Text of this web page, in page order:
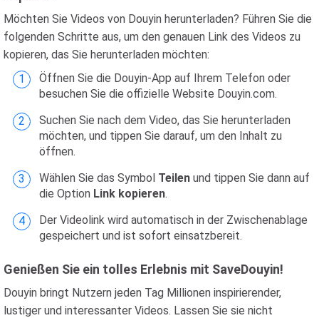
Möchten Sie Videos von Douyin herunterladen? Führen Sie die
folgenden Schritte aus, um den genauen Link des Videos zu
kopieren, das Sie herunterladen möchten:
Öffnen Sie die Douyin-App auf Ihrem Telefon oder
besuchen Sie die offizielle Website Douyin.com.
Suchen Sie nach dem Video, das Sie herunterladen
möchten, und tippen Sie darauf, um den Inhalt zu
öffnen.
Wählen Sie das Symbol Teilen und tippen Sie dann auf
die Option Link kopieren.
Der Videolink wird automatisch in der Zwischenablage
gespeichert und ist sofort einsatzbereit.
Genießen Sie ein tolles Erlebnis mit SaveDouyin!
Douyin bringt Nutzern jeden Tag Millionen inspirierender,
lustiger und interessanter Videos. Lassen Sie sie nicht